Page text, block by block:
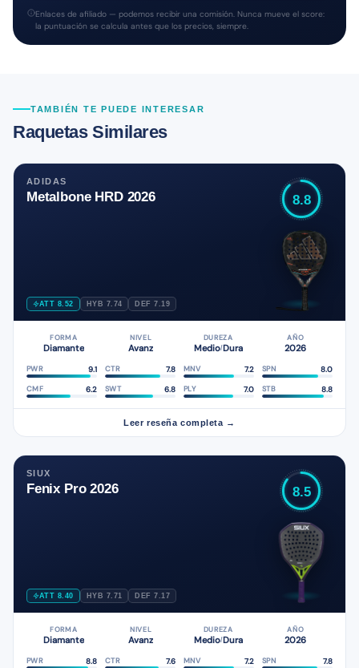
Enlaces de afiliado — podemos recibir una comisión. Nunca mueve el score:
la puntuación se calcula antes que los precios, siempre.
TAMBIÉN TE PUEDE INTERESAR
Raquetas Similares
ADIDAS
Metalbone HRD 2026
ATT 8.52 HYB 7.74 DEF 7.19
8.8
FORMA
Diamante
NIVEL
Avanz
DUREZA
Medio/Dura
AÑO
2026
PWR 9.1 CTR 7.8 MNV 7.2 SPN 8.0
CMF 6.2 SWT 6.8 PLY 7.0 STB 8.8
Leer reseña completa →
SIUX
Fenix Pro 2026
ATT 8.40 HYB 7.71 DEF 7.17
8.5
FORMA
Diamante
NIVEL
Avanz
DUREZA
Medio/Dura
AÑO
2026
PWR 8.8 CTR 7.6 MNV 7.2 SPN 7.8